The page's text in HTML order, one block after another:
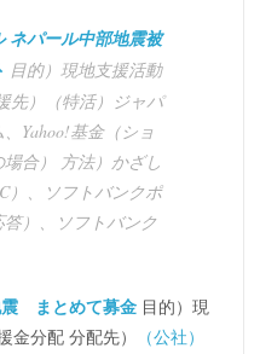
ネパール中部地震被
目的）現地支援活動
先）（特活）ジャパ
Yahoo!基金（ショ
合） 方法）かざし
）、ソフトバンクポ
）、ソフトバンク
まとめて募金 目的）現
分配 分配先）
（公社）